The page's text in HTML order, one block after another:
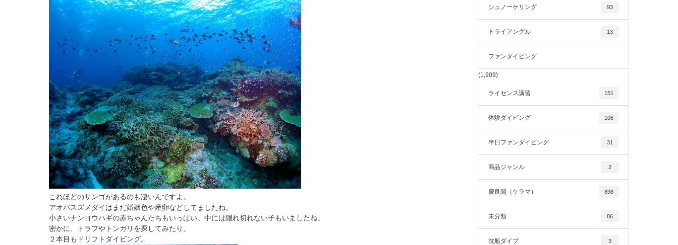
これほどのサンゴがあるのも凄いんですよ。
アオバスズメダイはまだ婚姻色や産卵などしてましたね。
小さいナンヨウハギの赤ちゃんたちもいっぱい。中には隠れ切れない子もいましたね。
密かに、トラフやトンガリを探してみたり。
２本目もドリフトダイビング。
シュノーケリング 93
トライアングル 13
ファンダイビング
(1,909)
ライセンス講習 151
体験ダイビング 106
半日ファンダイビング 31
商品ジャンル 2
慶良間（ケラマ） 898
未分類 86
沈船ダイブ 3